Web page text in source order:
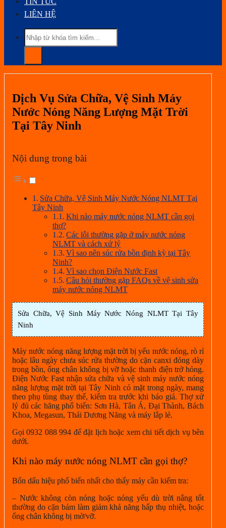
LIÊN HỆ
Dịch Vụ Sửa Chữa, Vệ Sinh Máy
Nước Nóng Năng Lượng Mặt Trời
Tại Tây Ninh
Nội dung trong bài
Sửa Chữa, Vệ Sinh Máy Nước Nóng NLMT Tại
Tây Ninh
Khi nào máy nước nóng NLMT cần gọi
thợ?
Các lỗi thường gặp ở máy nước nóng
NLMT và cách xử lý
Vì sao nên súc rửa bồn định kỳ tại Tây
Ninh?
Vì sao chọn Điện Nước Fast
Câu hỏi thường gặp FAQs về vệ sinh sửa
máy nước nóng NLMT
Sửa Chữa, Vệ Sinh Máy Nước Nóng NLMT Tại Tây
Ninh
Máy nước nóng năng lượng mặt trời bị yếu nước nóng, rò rỉ
hoặc lâu ngày chưa súc rửa thường do cặn canxi đóng dày
trong bồn, ống chân không bị vỡ hoặc thanh điện trở hỏng.
Điện Nước Fast nhận sửa chữa và vệ sinh máy nước nóng
năng lượng mặt trời tại Tây Ninh có mặt trong ngày, mang
theo phụ tùng thay thế, kiểm tra trước khi báo giá. Thợ xử
lý đủ các hãng phổ biến: Sơn Hà, Tân Á, Đại Thành, Bách
Khoa, Megasun, Thái Dương Năng và máy lắp lẻ.
Gọi 0932 088 994 để đặt lịch hoặc xem chi tiết dịch vụ bên
dưới.
Khi nào máy nước nóng NLMT cần gọi thợ?
Bốn dấu hiệu phổ biến nhất cho thấy máy cần kiểm tra:
– Nước không còn nóng hoặc nóng yếu dù trời nắng tốt
thường do cặn bám làm giảm khả năng hấp thụ nhiệt, hoặc
ống chân không bị mờ/vỡ.